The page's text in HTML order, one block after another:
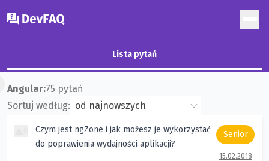
DevFAQ
Lista pytań
Angular:75 pytań
Sortuj według:
Czym jest ngZone i jak możesz je wykorzystać
do poprawienia wydajności aplikacji?
Senior
15.02.2018